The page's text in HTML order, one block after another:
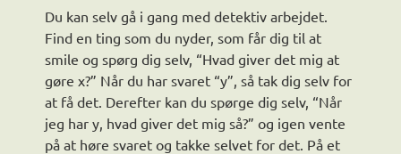
Du kan selv gå i gang med detektiv arbejdet.
Find en ting som du nyder, som får dig til at
smile og spørg dig selv, “Hvad giver det mig at
gøre x?” Når du har svaret “y”, så tak dig selv for
at få det. Derefter kan du spørge dig selv, “Når
jeg har y, hvad giver det mig så?” og igen vente
på at høre svaret og takke selvet for det. På et